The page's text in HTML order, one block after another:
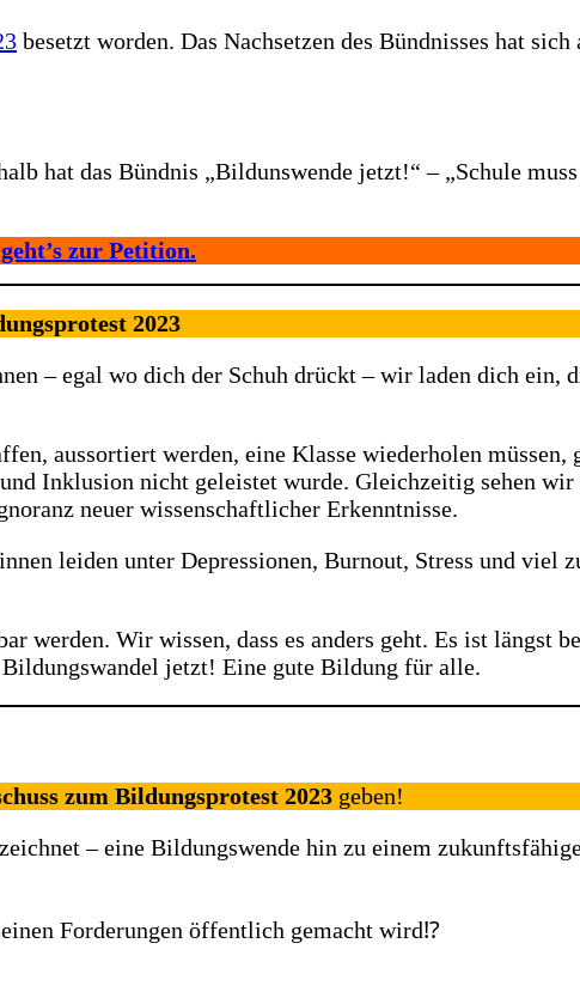
besetzt worden. Das Nachsetzen des Bündnisses hat
hat das Bündnis „Bildunswende jetzt!“ – „Schule
zur Petition.
2023
– egal wo dich der Schuh drückt – wir laden dich ein,
aussortiert werden, eine Klasse wiederholen müssen,
Inklusion nicht geleistet wurde. Gleichzeitig sehen wir
neuer wissenschaftlicher Erkenntnisse.
leiden unter Depressionen, Burnout, Stress und viel
Wir wissen, dass es anders geht. Es ist längst
jetzt! Eine gute Bildung für alle.
zum Bildungsprotest 2023geben!
– eine Bildungswende hin zu einem
Forderungen öffentlich gemacht wird⁉️